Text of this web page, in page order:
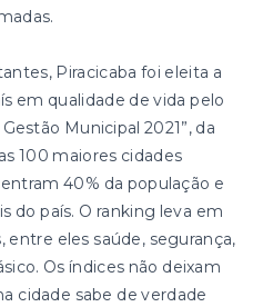
Piracicaba foi eleita a
em qualidade de vida pelo
Municipal 2021”, da
100 maiores cidades
40% da população e
do país. O ranking leva em
entre eles saúde, segurança,
Os índices não deixam
cidade sabe de verdade